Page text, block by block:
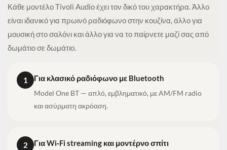
Κάθε μοντέλο Tivoli Audio έχει τον δικό του χαρακτήρα. Άλλο
είναι ιδανικό για πρωινό ραδιόφωνο στην κουζίνα, άλλο για
μουσική στο σαλόνι και άλλο για να το παίρνετε μαζί σας από
δωμάτιο σε δωμάτιο.
1 Για κλασικό ραδιόφωνο με Bluetooth
Model One BT — απλό, εμβληματικό, με AM/FM radio
και ασύρματη ακρόαση.
2 Για Wi‑Fi streaming και μοντέρνο σπίτι